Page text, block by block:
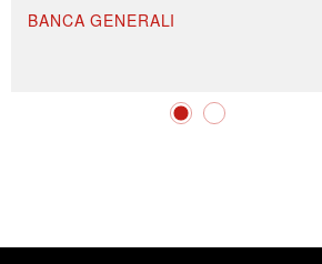
BANCA GENERALI